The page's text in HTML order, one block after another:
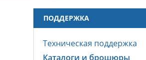
ПОДДЕРЖКА
Техническая поддержка
Каталоги и брошюры